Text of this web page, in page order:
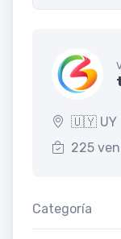
🇺🇾 UY
225
Categoría